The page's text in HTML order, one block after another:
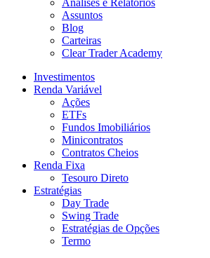
Análises e Relatórios
Assuntos
Blog
Carteiras
Clear Trader Academy
Investimentos
Renda Variável
Ações
ETFs
Fundos Imobiliários
Minicontratos
Contratos Cheios
Renda Fixa
Tesouro Direto
Estratégias
Day Trade
Swing Trade
Estratégias de Opções
Termo